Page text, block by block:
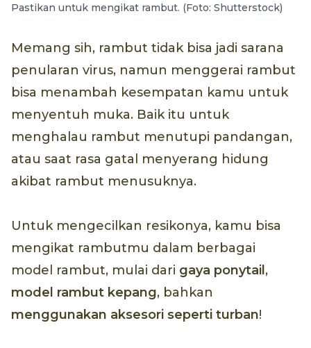
Pastikan untuk mengikat rambut. (Foto: Shutterstock)
Memang sih, rambut tidak bisa jadi sarana
penularan virus, namun menggerai rambut
bisa menambah kesempatan kamu untuk
menyentuh muka. Baik itu untuk
menghalau rambut menutupi pandangan,
atau saat rasa gatal menyerang hidung
akibat rambut menusuknya.
Untuk mengecilkan resikonya, kamu bisa
mengikat rambutmu dalam berbagai
model rambut, mulai dari gaya ponytail ,
model rambut kepang, bahkan
menggunakan aksesori seperti turban!